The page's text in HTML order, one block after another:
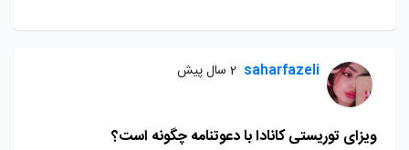
saharfazeli 2 سال پیش
ویزای توریستی کانادا با دعوتنامه چگونه است؟